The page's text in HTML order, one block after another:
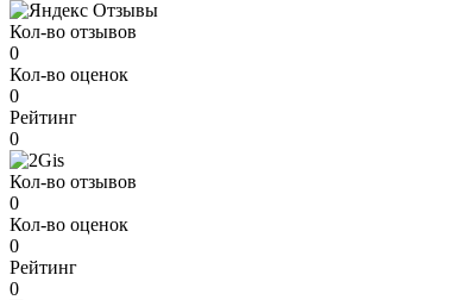
Кол-во отзывов
0
Кол-во оценок
0
Рейтинг
0
Кол-во отзывов
0
Кол-во оценок
0
Рейтинг
0